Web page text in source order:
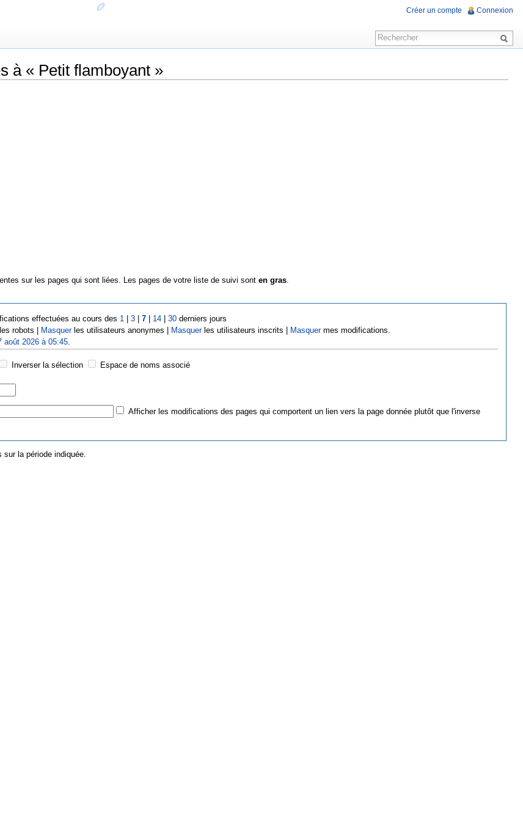
à « Petit flamboyant »
sur les pages qui sont liées. Les pages de votre liste de suivi sont en gras
effectuées au cours des 1 | 3| 7| 14| 30derniers jours
robots | Masquerles utilisateurs anonymes | Masquerles utilisateurs inscrits | Masquermes modifications.
août 2026 à 05:45.
Inverser la sélection Espace de noms associé
Afficher les modifications des pages qui comportent un lien vers la page donnée plutôt que l'inverse
la période indiquée.
Créer un compte Connexion